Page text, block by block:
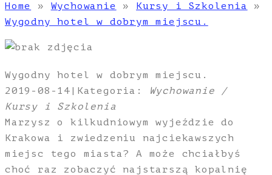
Home » Wychowanie » Kursy i Szkolenia »
Wygodny hotel w dobrym miejscu.
Wygodny hotel w dobrym miejscu.
2019-08-14 | Kategoria:
Wychowanie /
Kursy i Szkolenia
Marzysz o kilkudniowym wyjeździe do
Krakowa i zwiedzeniu najciekawszych
miejsc tego miasta? A może chciałbyś
choć raz zobaczyć najstarszą kopalnię